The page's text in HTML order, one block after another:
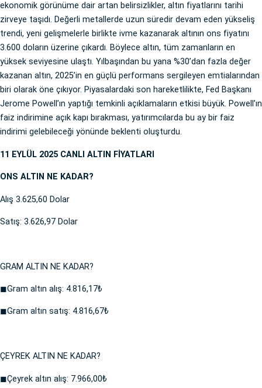
ekonomik görünüme dair artan belirsizlikler, altın fiyatlarını tarihi
zirveye taşıdı. Değerli metallerde uzun süredir devam eden yükseliş
trendi, yeni gelişmelerle birlikte ivme kazanarak altının ons fiyatını
3.600 doların üzerine çıkardı. Böylece altın, tüm zamanların en
yüksek seviyesine ulaştı. Yılbaşından bu yana %30’dan fazla değer
kazanan altın, 2025’in en güçlü performans sergileyen emtialarından
biri olarak öne çıkıyor. Piyasalardaki son hareketlilikte, Fed Başkanı
Jerome Powell’ın yaptığı temkinli açıklamaların etkisi büyük. Powell’ın
faiz indirimine açık kapı bırakması, yatırımcılarda bu ay bir faiz
indirimi gelebileceği yönünde beklenti oluşturdu.
11 EYLÜL 2025 CANLI ALTIN FİYATLARI
ONS ALTIN NE KADAR?
Alış 3.625,60 Dolar
Satış: 3.626,97 Dolar
GRAM ALTIN NE KADAR?
◼Gram altın alış: 4.816,17₺
◼Gram altın satış: 4.816,67₺
ÇEYREK ALTIN NE KADAR?
◼Çeyrek altın alış: 7.966,00₺